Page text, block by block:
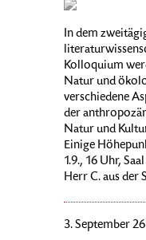
In dem
Kolloquium
Natur und
verschiedene
der
Natur und
Einige
1.9., 16 Uhr,
Herr C. aus der
3. September